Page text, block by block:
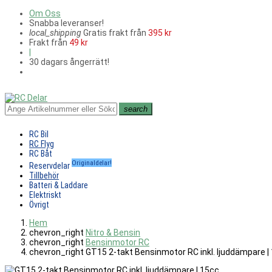
Om Oss
Snabba leveranser!
local_shippingGratis frakt från 395 kr
Frakt från 49 kr
30 dagars ångerrätt!
search
RC Bil
RC Flyg
RC Båt
Reservdelar Originaldelar!
Tillbehör
Batteri & Laddare
Elektriskt
Övrigt
Hem
chevron_right Nitro & Bensin
chevron_right Bensinmotor RC
chevron_right GT15 2-takt Bensinmotor RC inkl. ljuddämpare